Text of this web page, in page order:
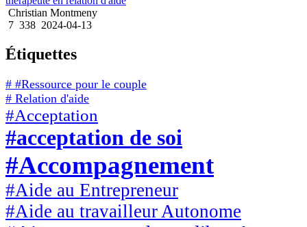
Christian Montmeny
7 338 2024-04-13
Étiquettes
# #Ressource pour le couple
# Relation d'aide
#Acceptation
#acceptation de soi
#Accompagnement
#Aide au Entrepreneur
#Aide au travailleur Autonome